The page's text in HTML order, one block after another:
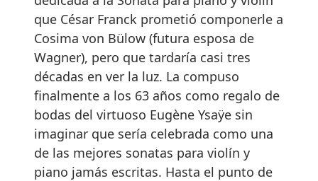
que César Franck prometió componerle a
Cosima von Bülow (futura esposa de
Wagner), pero que tardaría casi tres
décadas en ver la luz. La compuso
finalmente a los 63 años como regalo de
bodas del virtuoso Eugène Ysaÿe sin
imaginar que sería celebrada como una
de las mejores sonatas para violín y
piano jamás escritas. Hasta el punto de